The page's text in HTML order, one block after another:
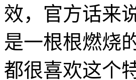
效，官方话来
是一根根燃烧
都很喜欢这个